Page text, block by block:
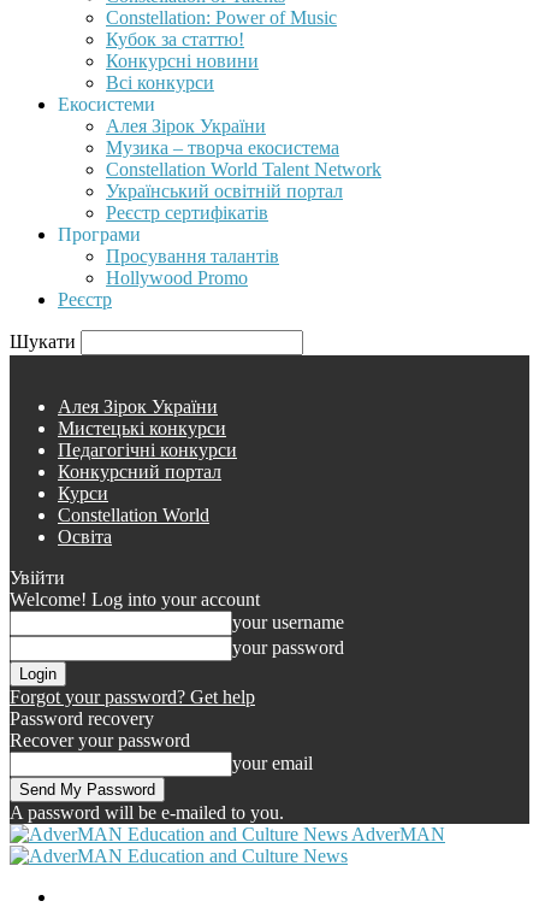
Constellation: Power of Music
Кубок за статтю!
Конкурсні новини
Всі конкурси
Екосистеми
Алея Зірок України
Музика – творча екосистема
Constellation World Talent Network
Український освітній портал
Реєстр сертифікатів
Програми
Просування талантів
Hollywood Promo
Реєстр
Шукати
Алея Зірок України
Мистецькі конкурси
Педагогічні конкурси
Конкурсний портал
Курси
Constellation World
Освіта
Увійти
Welcome! Log into your account
your username
your password
Forgot your password? Get help
Password recovery
Recover your password
your email
A password will be e-mailed to you.
AdverMAN